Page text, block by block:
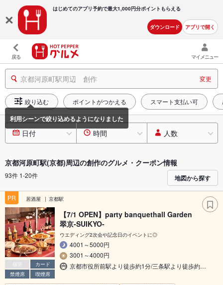
はじめてのアプリ予約で最大1,000円分ポイントもらえる
ダウンロード アプリで開く
戻る マイメニュー
京都河原町駅周辺 創作 変更
絞り込む ポイントがつかえる スマート支払い可
日付 時間 人数
京都河原町駅(京都)周辺の創作のグルメ・クーポン情報
93件 1-20件 地図から探す
PR 居酒屋 京都駅
個室
カード
禁煙席
喫煙席
【7/1 OPEN】party banquethall Garden
翠京-SUIKYO-
ウエディング2次会や記念日のイベントに◎
4001～5000円
3001～4000円
京都市役所前駅より徒歩約1分/三条駅より徒歩約…